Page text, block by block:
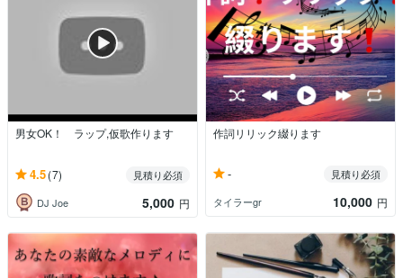
男女OK！ ラップ,仮歌作ります
4.5(7)
見積り必須
DJ Joe
5,000 円
作詞リリック綴ります
-
見積り必須
タイラーgr
10,000 円